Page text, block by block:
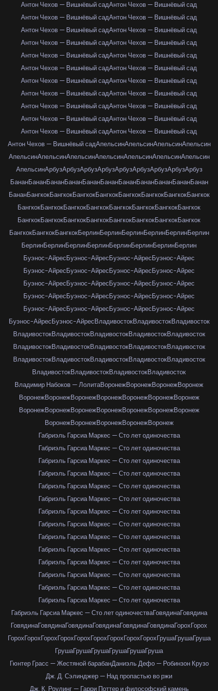
Антон Чехов — Вишнёвый садАнтон Чехов — Вишнёвый сад
Антон Чехов — Вишнёвый садАнтон Чехов — Вишнёвый сад
Антон Чехов — Вишнёвый садАнтон Чехов — Вишнёвый сад
Антон Чехов — Вишнёвый садАнтон Чехов — Вишнёвый сад
Антон Чехов — Вишнёвый садАнтон Чехов — Вишнёвый сад
Антон Чехов — Вишнёвый садАнтон Чехов — Вишнёвый сад
Антон Чехов — Вишнёвый садАнтон Чехов — Вишнёвый сад
Антон Чехов — Вишнёвый садАнтон Чехов — Вишнёвый сад
Антон Чехов — Вишнёвый садАнтон Чехов — Вишнёвый сад
Антон Чехов — Вишнёвый садАнтон Чехов — Вишнёвый сад
Антон Чехов — Вишнёвый садАнтон Чехов — Вишнёвый сад
Антон Чехов — Вишнёвый садАпельсинАпельсинАпельсинАпельсин
АпельсинАпельсинАпельсинАпельсинАпельсинАпельсинАпельсин
АпельсинАрбузАрбузАрбузАрбузАрбузАрбузАрбузАрбузАрбуз
БананБананБананБананБананБананБананБананБананБананБанан
БананБангкокБангкокБангкокБангкокБангкокБангкокБангкокБангкок
БангкокБангкокБангкокБангкокБангкокБангкокБангкокБангкок
БангкокБангкокБангкокБангкокБангкокБангкокБангкокБангкок
БангкокБангкокБангкокБерлинБерлинБерлинБерлинБерлинБерлин
БерлинБерлинБерлинБерлинБерлинБерлинБерлинБерлин
Буэнос-АйресБуэнос-АйресБуэнос-АйресБуэнос-Айрес
Буэнос-АйресБуэнос-АйресБуэнос-АйресБуэнос-Айрес
Буэнос-АйресБуэнос-АйресБуэнос-АйресБуэнос-Айрес
Буэнос-АйресБуэнос-АйресБуэнос-АйресБуэнос-Айрес
Буэнос-АйресБуэнос-АйресБуэнос-АйресБуэнос-Айрес
Буэнос-АйресБуэнос-АйресВладивостокВладивостокВладивосток
ВладивостокВладивостокВладивостокВладивостокВладивосток
ВладивостокВладивостокВладивостокВладивостокВладивосток
ВладивостокВладивостокВладивостокВладивостокВладивосток
ВладивостокВладивостокВладивостокВладивосток
Владимир Набоков — ЛолитаВоронежВоронежВоронежВоронеж
ВоронежВоронежВоронежВоронежВоронежВоронежВоронеж
ВоронежВоронежВоронежВоронежВоронежВоронежВоронеж
ВоронежВоронежВоронежВоронежВоронеж
Габриэль Гарсиа Маркес — Сто лет одиночества
Габриэль Гарсиа Маркес — Сто лет одиночества
Габриэль Гарсиа Маркес — Сто лет одиночества
Габриэль Гарсиа Маркес — Сто лет одиночества
Габриэль Гарсиа Маркес — Сто лет одиночества
Габриэль Гарсиа Маркес — Сто лет одиночества
Габриэль Гарсиа Маркес — Сто лет одиночества
Габриэль Гарсиа Маркес — Сто лет одиночества
Габриэль Гарсиа Маркес — Сто лет одиночества
Габриэль Гарсиа Маркес — Сто лет одиночества
Габриэль Гарсиа Маркес — Сто лет одиночества
Габриэль Гарсиа Маркес — Сто лет одиночества
Габриэль Гарсиа Маркес — Сто лет одиночества
Габриэль Гарсиа Маркес — Сто лет одиночества
Габриэль Гарсиа Маркес — Сто лет одиночестваГовядинаГовядина
ГовядинаГовядинаГовядинаГовядинаГовядинаГовядинаГорохГорох
ГорохГорохГорохГорохГорохГорохГорохГорохГорохГрушаГрушаГруша
ГрушаГрушаГрушаГрушаГрушаГруша
Гюнтер Грасс — Жестяной барабанДаниэль Дефо — Робинзон Крузо
Дж. Д. Сэлинджер — Над пропастью во ржи
Дж. К. Роулинг — Гарри Поттер и философский камень